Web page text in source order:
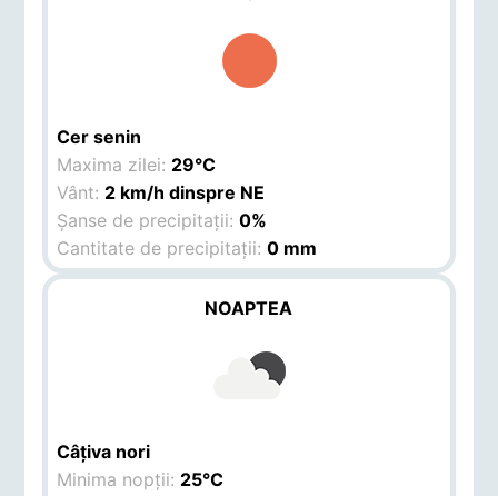
Cer senin
Maxima zilei: 29°C
Vânt: 2 km/h dinspre NE
Șanse de precipitații:0%
Cantitate de precipitații:0 mm
NOAPTEA
Câțiva nori
Minima nopții: 25°C